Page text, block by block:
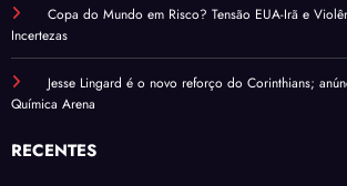
Copa do Mundo em Risco? Tensão EUA-Irã e
Incertezas
Jesse Lingard é o novo reforço do Corinthians;
Química Arena
RECENTES